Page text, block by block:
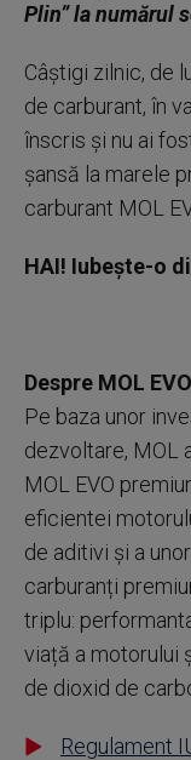
Plin” la numărul
Câștigi zilnic, de
de carburant, în
înscris și nu ai
șansă la marele
carburant MOL
HAI! Iubește-o
Despre MOL
Pe baza unor
dezvoltare, MOL
MOL EVO
eficientei
de aditivi și a
carburanți
triplu:
viață a motorului
de dioxid de
Regulament